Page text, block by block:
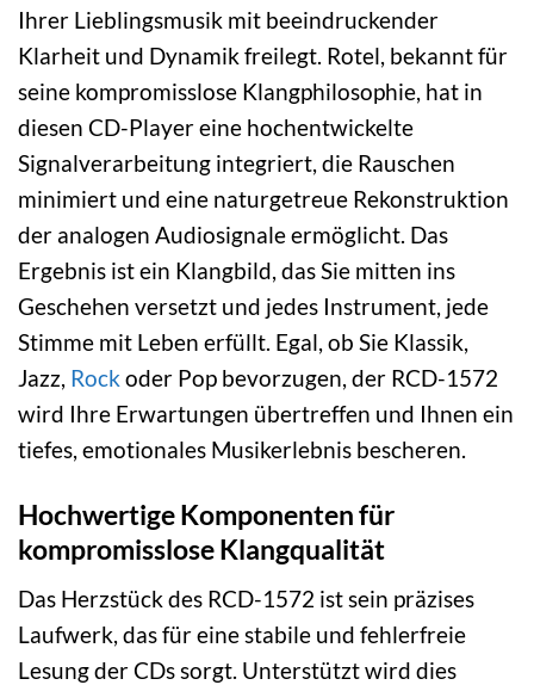
Ihrer Lieblingsmusik mit beeindruckender
Klarheit und Dynamik freilegt. Rotel, bekannt für
seine kompromisslose Klangphilosophie, hat in
diesen CD-Player eine hochentwickelte
Signalverarbeitung integriert, die Rauschen
minimiert und eine naturgetreue Rekonstruktion
der analogen Audiosignale ermöglicht. Das
Ergebnis ist ein Klangbild, das Sie mitten ins
Geschehen versetzt und jedes Instrument, jede
Stimme mit Leben erfüllt. Egal, ob Sie Klassik,
Jazz, Rock oder Pop bevorzugen, der RCD-1572
wird Ihre Erwartungen übertreffen und Ihnen ein
tiefes, emotionales Musikerlebnis bescheren.
Hochwertige Komponenten für
kompromisslose Klangqualität
Das Herzstück des RCD-1572 ist sein präzises
Laufwerk, das für eine stabile und fehlerfreie
Lesung der CDs sorgt. Unterstützt wird dies